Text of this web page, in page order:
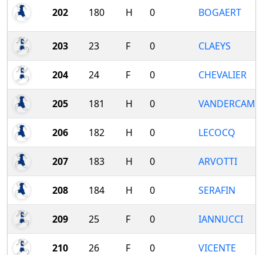
202 180 H 0 BOGAERT
203 23 F 0 CLAEYS
204 24 F 0 CHEVALIER
205 181 H 0 VANDERCAM
206 182 H 0 LECOCQ
207 183 H 0 ARVOTTI
208 184 H 0 SERAFIN
209 25 F 0 IANNUCCI
210 26 F 0 VICENTE